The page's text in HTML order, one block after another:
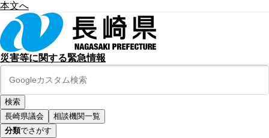
本文へ
災害等に関する緊急情報
長崎県議会
相談機関一覧
分類でさがす